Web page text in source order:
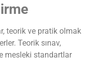
teorik ve pratik olmak
Teorik sınav,
mesleki standartlar